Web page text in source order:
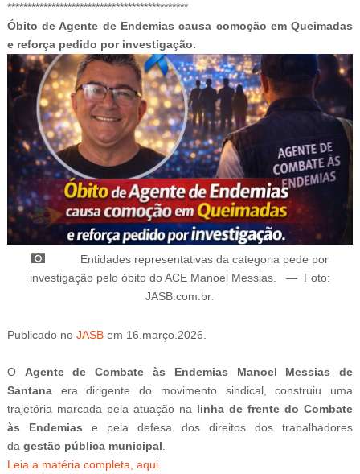
*********************************************
Óbito de Agente de Endemias causa comoção em Queimadas
e reforça pedido por investigação.
Entidades representativas da categoria pede por
investigação pelo óbito do ACE Manoel Messias. — Foto:
JASB.com.br.
Publicado no JASB em 16.março.2026.
O Agente de Combate às Endemias Manoel Messias de
Santana era dirigente do movimento sindical, construiu uma
trajetória marcada pela atuação na linha de frente do Combate
às Endemias e pela defesa dos direitos dos trabalhadores
da gestão pública municipal.
Leia a matéria completa, aqui.